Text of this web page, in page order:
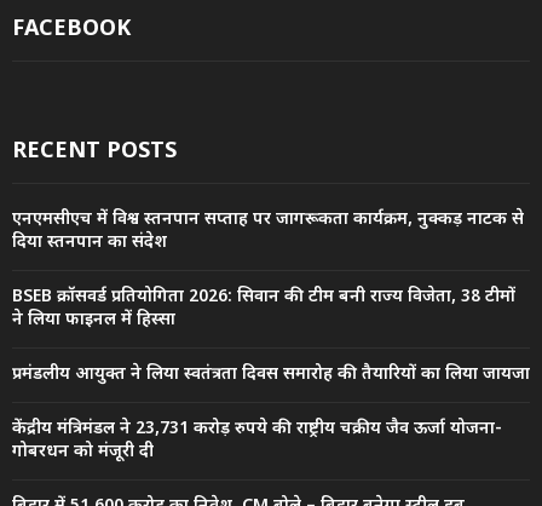
FACEBOOK
RECENT POSTS
एनएमसीएच में विश्व स्तनपान सप्ताह पर जागरूकता कार्यक्रम, नुक्कड़ नाटक से
दिया स्तनपान का संदेश
BSEB क्रॉसवर्ड प्रतियोगिता 2026: सिवान की टीम बनी राज्य विजेता, 38 टीमों
ने लिया फाइनल में हिस्सा
प्रमंडलीय आयुक्त ने लिया स्वतंत्रता दिवस समारोह की तैयारियों का लिया जायजा
केंद्रीय मंत्रिमंडल ने 23,731 करोड़ रुपये की राष्ट्रीय चक्रीय जैव ऊर्जा योजना-
गोबरधन को मंजूरी दी